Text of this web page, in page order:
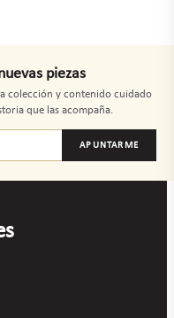
piezas
colección y contenido cuidado
que las acompaña.
APUNTARME